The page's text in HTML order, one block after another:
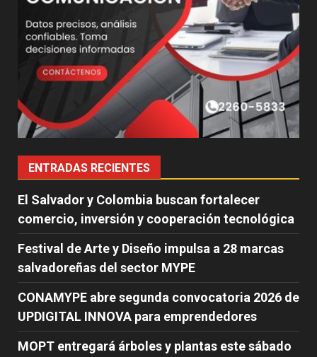
ENTRADAS RECIENTES
El Salvador y Colombia buscan fortalecer
comercio, inversión y cooperación tecnológica
Festival de Arte y Diseño impulsa a 28 marcas
salvadoreñas del sector MYPE
CONAMYPE abre segunda convocatoria 2026 de
UPDIGITAL INNOVA para emprendedores
MOPT entregará árboles y plantas este sábado